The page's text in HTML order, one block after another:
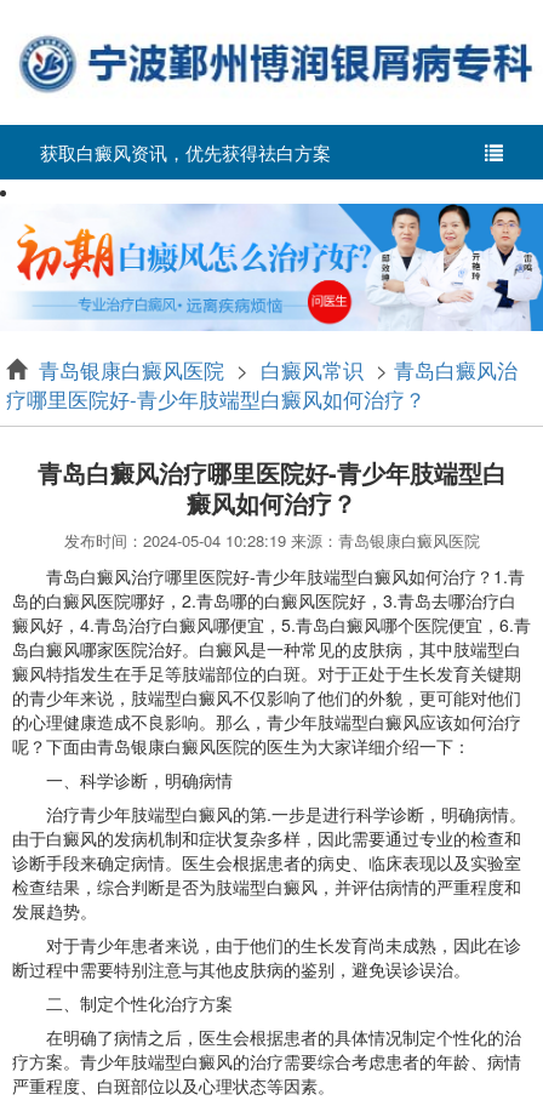
获取白癜风资讯，优先获得祛白方案
青岛银康白癜风医院 > 白癜风常识 > 青岛白癜风治
疗哪里医院好-青少年肢端型白癜风如何治疗？
青岛白癜风治疗哪里医院好-青少年肢端型白
癜风如何治疗？
发布时间：2024-05-04 10:28:19 来源：青岛银康白癜风医院
青岛白癜风治疗哪里医院好-青少年肢端型白癜风如何治疗？1.青
岛的白癜风医院哪好，2.青岛哪的白癜风医院好，3.青岛去哪治疗白
癜风好，4.青岛治疗白癜风哪便宜，5.青岛白癜风哪个医院便宜，6.青
岛白癜风哪家医院治好。白癜风是一种常见的皮肤病，其中肢端型白
癜风特指发生在手足等肢端部位的白斑。对于正处于生长发育关键期
的青少年来说，肢端型白癜风不仅影响了他们的外貌，更可能对他们
的心理健康造成不良影响。那么，青少年肢端型白癜风应该如何治疗
呢？下面由青岛银康白癜风医院的医生为大家详细介绍一下：
一、科学诊断，明确病情
治疗青少年肢端型白癜风的第.一步是进行科学诊断，明确病情。
由于白癜风的发病机制和症状复杂多样，因此需要通过专业的检查和
诊断手段来确定病情。医生会根据患者的病史、临床表现以及实验室
检查结果，综合判断是否为肢端型白癜风，并评估病情的严重程度和
发展趋势。
对于青少年患者来说，由于他们的生长发育尚未成熟，因此在诊
断过程中需要特别注意与其他皮肤病的鉴别，避免误诊误治。
二、制定个性化治疗方案
在明确了病情之后，医生会根据患者的具体情况制定个性化的治
疗方案。青少年肢端型白癜风的治疗需要综合考虑患者的年龄、病情
严重程度、白斑部位以及心理状态等因素。